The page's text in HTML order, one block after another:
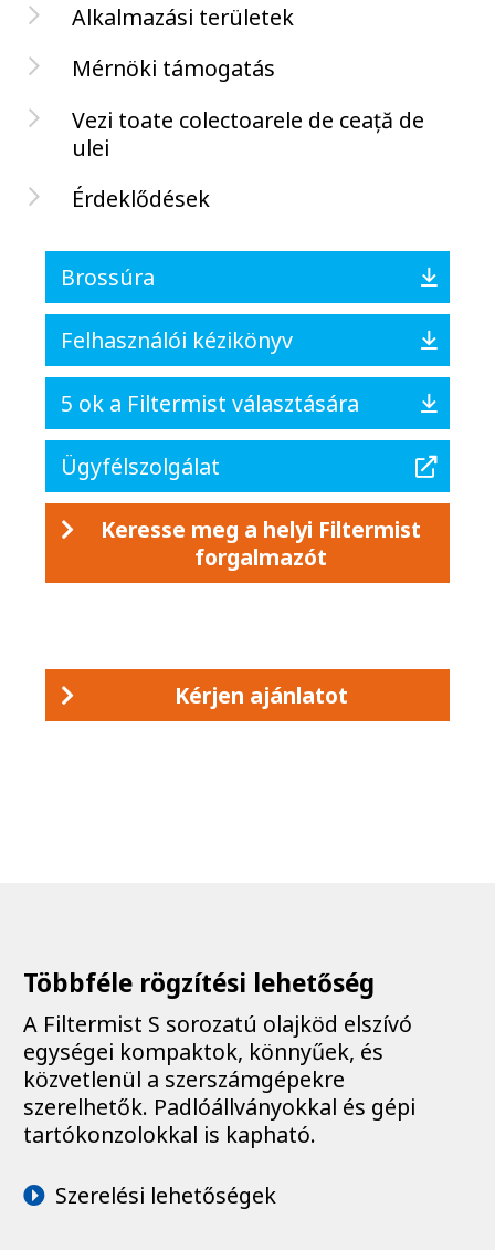
Alkalmazási területek
Mérnöki támogatás
Vezi toate colectoarele de ceață de
ulei
Érdeklődések
Brossúra
Felhasználói kézikönyv
5 ok a Filtermist választására
Ügyfélszolgálat
Keresse meg a helyi Filtermist
forgalmazót
Kérjen ajánlatot
Többféle rögzítési lehetőség
A Filtermist S sorozatú olajköd elszívó
egységei kompaktok, könnyűek, és
közvetlenül a szerszámgépekre
szerelhetők. Padlóállványokkal és gépi
tartókonzolokkal is kapható.
Szerelési lehetőségek